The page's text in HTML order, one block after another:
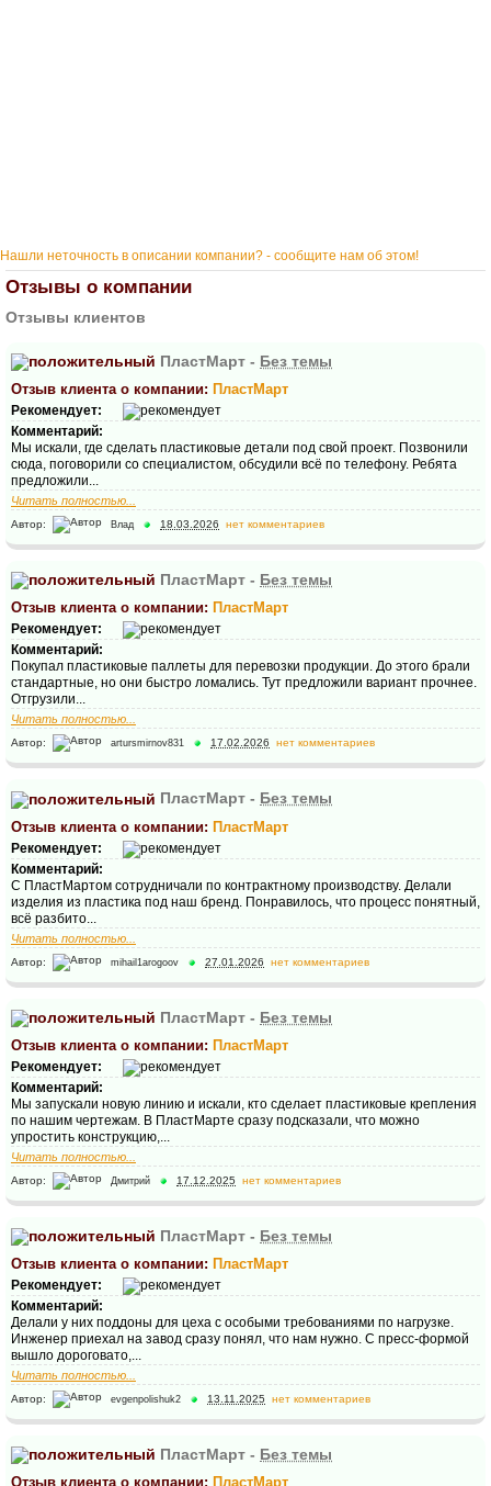
Нашли неточность в описании компании? - сообщите нам об этом!
Отзывы о компании
Отзывы клиентов
ПластМарт - Без темы
Отзыв клиента о компании: ПластМарт
Рекомендует:
Комментарий:
Мы искали, где сделать пластиковые детали под свой проект. Позвонили
сюда, поговорили со специалистом, обсудили всё по телефону. Ребята
предложили...
Читать полностью...
Автор: Влад 18.03.2026 нет комментариев
ПластМарт - Без темы
Отзыв клиента о компании: ПластМарт
Рекомендует:
Комментарий:
Покупал пластиковые паллеты для перевозки продукции. До этого брали
стандартные, но они быстро ломались. Тут предложили вариант прочнее.
Отгрузили...
Читать полностью...
Автор: artursmirnov831 17.02.2026 нет комментариев
ПластМарт - Без темы
Отзыв клиента о компании: ПластМарт
Рекомендует:
Комментарий:
С ПластМартом сотрудничали по контрактному производству. Делали
изделия из пластика под наш бренд. Понравилось, что процесс понятный,
всё разбито...
Читать полностью...
Автор: mihail1arogoov 27.01.2026 нет комментариев
ПластМарт - Без темы
Отзыв клиента о компании: ПластМарт
Рекомендует:
Комментарий:
Мы запускали новую линию и искали, кто сделает пластиковые крепления
по нашим чертежам. В ПластМарте сразу подсказали, что можно
упростить конструкцию,...
Читать полностью...
Автор: Дмитрий 17.12.2025 нет комментариев
ПластМарт - Без темы
Отзыв клиента о компании: ПластМарт
Рекомендует:
Комментарий:
Делали у них поддоны для цеха с особыми требованиями по нагрузке.
Инженер приехал на завод сразу понял, что нам нужно. С пресс-формой
вышло дороговато,...
Читать полностью...
Автор: evgenpolishuk2 13.11.2025 нет комментариев
ПластМарт - Без темы
Отзыв клиента о компании: ПластМарт